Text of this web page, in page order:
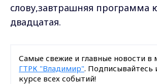
слову,завтрашняя программа
двадцатая.
Самые свежие и главные новости в
ГТРК "Владимир". Подписывайтесь
курсе всех событий!